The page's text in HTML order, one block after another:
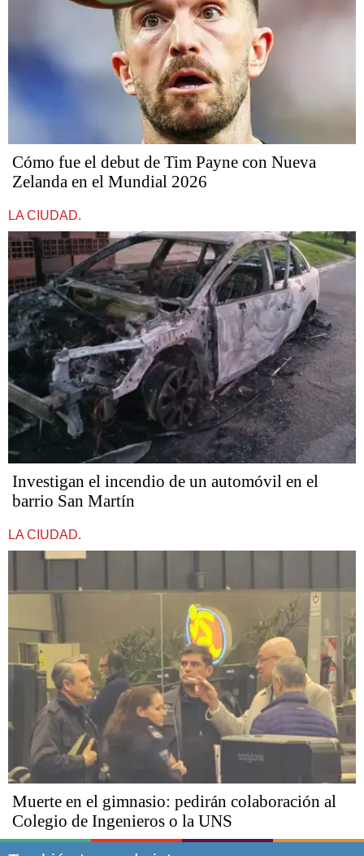
Cómo fue el debut de Tim Payne con Nueva
Zelanda en el Mundial 2026
LA CIUDAD.
Investigan el incendio de un automóvil en el
barrio San Martín
LA CIUDAD.
Muerte en el gimnasio: pedirán colaboración al
Colegio de Ingenieros o la UNS